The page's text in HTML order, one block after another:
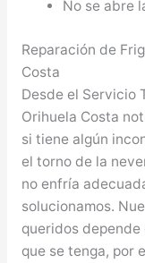
No se abre
Reparación de
Costa
Desde el Servicio
Orihuela Costa
si tiene algún
el torno de la
no enfría
solucionamos.
queridos
que se tenga, por